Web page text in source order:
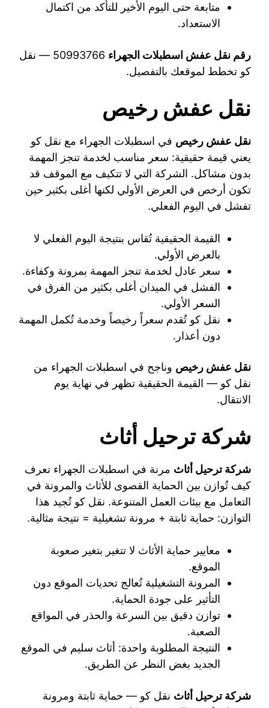
متابعة حتى اليوم الأخير للتأكد من اكتمال
الاستعداد.
رقم نقل عفش اسطبلات الجهراء
50993766 — نقل
كو تخطط لموقعك بالتفصيل.
نقل عفش رخيص
نقل عفش رخيص في اسطبلات الجهراء مع نقل كو
يعني قيمة حقيقية: سعر مناسب لخدمة تنجز المهمة
بدون مشاكل. الشركة التي لا تتكيف مع الموقف قد
تكون أرخص في العرض الأولي لكنها أغلى بكثير حين
تفشل في اليوم الفعلي.
القيمة الحقيقية تُقاس بنتيجة اليوم الفعلي لا
بالعرض الأولي.
سعر عادل لخدمة تنجز المهمة بمرونة وكفاءة.
الفشل في الميدان أغلى بكثير من الفرق في
السعر الأولي.
نقل كو تُقدم سعراً رخيصاً وخدمة تُكمل المهمة
دون أعذار.
نقل عفش رخيص وناجح في اسطبلات الجهراء من
نقل كو — القيمة الحقيقية تظهر في نهاية يوم
الانتقال.
شركة ترحيل أثاث
شركة ترحيل أثاث مرنة في اسطبلات الجهراء تعرف
كيف تُوازن بين الحماية القصوى للأثاث والمرونة في
التعامل مع بيئات العمل المتنوعة. نقل كو تُجيد هذا
التوازن: حماية ثابتة + مرونة تشغيلية = نتيجة مثالية.
معايير حماية الأثاث لا تتغير بتغير صعوبة
الموقع.
المرونة التشغيلية تُعالج تحديات الموقع دون
التأثير على جودة الحماية.
توازن دقيق بين السرعة والحذر في المواقع
الصعبة.
النتيجة المطلوبة واحدة: أثاث سليم في الموقع
الجديد بغض النظر عن الطريق.
شركة ترحيل أثاث نقل كو — حماية ثابتة ومرونة